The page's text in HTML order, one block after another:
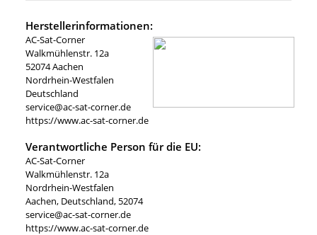
Herstellerinformationen:
AC-Sat-Corner
Walkmühlenstr. 12a
52074 Aachen
Nordrhein-Westfalen
Deutschland
service@ac-sat-corner.de
https://www.ac-sat-corner.de
Verantwortliche Person für die EU:
AC-Sat-Corner
Walkmühlenstr. 12a
Nordrhein-Westfalen
Aachen, Deutschland, 52074
service@ac-sat-corner.de
https://www.ac-sat-corner.de